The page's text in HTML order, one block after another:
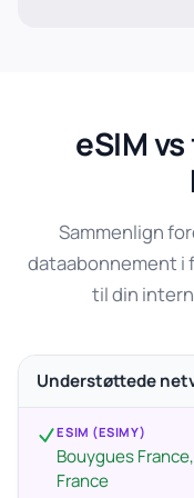
eSIM
Sammenlign
dataabonnement i
til din
Understøttede
ESIM (ESIMY)
Bouygues
France